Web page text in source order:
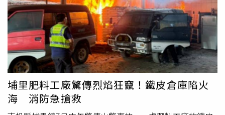
埔里肥料工廠驚傳烈焰狂竄！鐵皮倉庫陷火
海 消防急搶救